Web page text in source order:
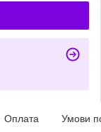
Оплата Умови